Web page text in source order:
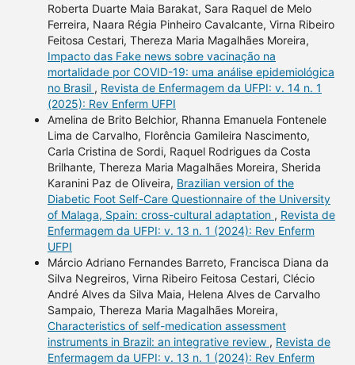
Roberta Duarte Maia Barakat, Sara Raquel de Melo
Ferreira, Naara Régia Pinheiro Cavalcante, Virna Ribeiro
Feitosa Cestari, Thereza Maria Magalhães Moreira,
Impacto das Fake news sobre vacinação na
mortalidade por COVID-19: uma análise epidemiológica
no Brasil , Revista de Enfermagem da UFPI: v. 14 n. 1
(2025): Rev Enferm UFPI
Amelina de Brito Belchior, Rhanna Emanuela Fontenele
Lima de Carvalho, Florência Gamileira Nascimento,
Carla Cristina de Sordi, Raquel Rodrigues da Costa
Brilhante, Thereza Maria Magalhães Moreira, Sherida
Karanini Paz de Oliveira, Brazilian version of the
Diabetic Foot Self-Care Questionnaire of the University
of Malaga, Spain: cross-cultural adaptation , Revista de
Enfermagem da UFPI: v. 13 n. 1 (2024): Rev Enferm
UFPI
Márcio Adriano Fernandes Barreto, Francisca Diana da
Silva Negreiros, Virna Ribeiro Feitosa Cestari, Clécio
André Alves da Silva Maia, Helena Alves de Carvalho
Sampaio, Thereza Maria Magalhães Moreira,
Characteristics of self-medication assessment
instruments in Brazil: an integrative review , Revista de
Enfermagem da UFPI: v. 13 n. 1 (2024): Rev Enferm